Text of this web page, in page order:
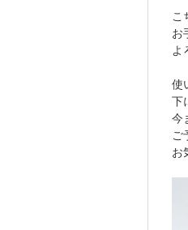
こ
お
よ
使
下
今
ご
お